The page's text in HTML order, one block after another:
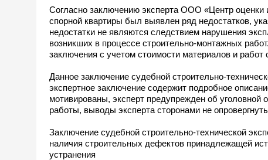
Согласно заключению эксперта ООО «Центр
спорной квартиры был выявлен ряд недостатков,
недостатки не являются следствием нарушения
возникших в процессе строительно-монтажных
заключения с учетом стоимости материалов и работ
Данное заключение судебной строительно-
экспертное заключение содержит подробное
мотивированы, эксперт предупрежден об уголовной
работы, выводы эксперта сторонами не
Заключение судебной строительно-технической
наличия строительных дефектов принадлежащей
устранения